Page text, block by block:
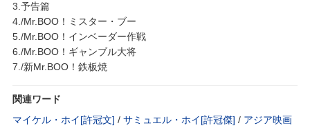
3.予告篇
4./Mr.BOO！ミスター・ブー
5./Mr.BOO！インベーダー作戦
6./Mr.BOO！ギャンブル大将
7./新Mr.BOO！鉄板焼
関連ワード
マイケル・ホイ[許冠文] / サミュエル・ホイ[許冠傑] / アジア映画